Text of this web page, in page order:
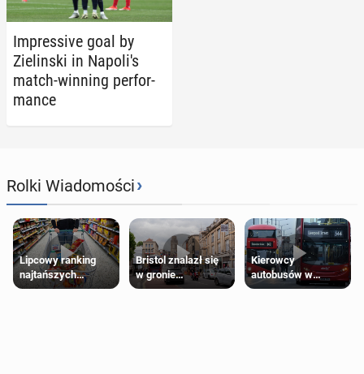
Im­pres­sive goal by
Zielin­s­ki in Napoli's
match-winning per­for­
mance
Rolki Wiadomości›
Lipcowy ranking
najtańszych
supermarketów
Bristol znalazł się
w gronie
najlepszych
Kierowcy
autobusów w
Londynie